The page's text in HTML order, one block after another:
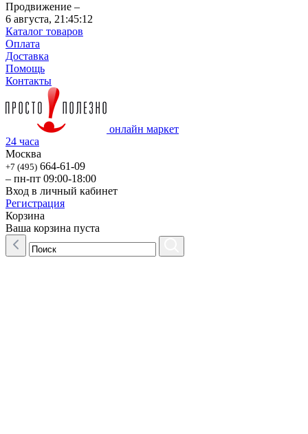
Продвижение –
6 августа, 21:45:12
Каталог товаров
Оплата
Доставка
Помощь
Контакты
онлайн маркет
24 часа
Москва
+7 (495) 664-61-09
– пн-пт 09:00-18:00
Вход в личный кабинет
Регистрация
Корзина
Ваша корзина пуста